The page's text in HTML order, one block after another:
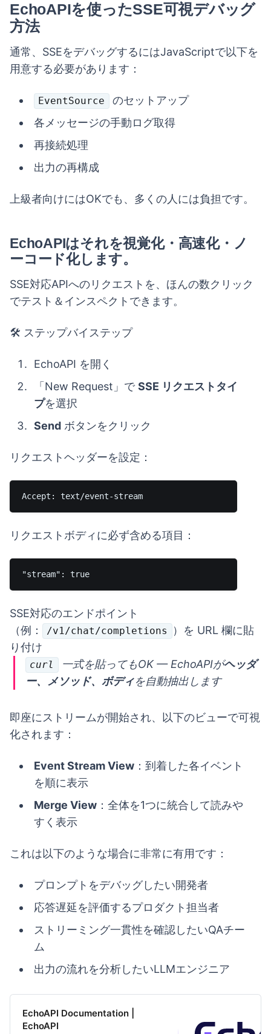
EchoAPIを使ったSSE可視デバッグ
方法
通常、SSEをデバッグするにはJavaScriptで以下を
用意する必要があります：
EventSource
のセットアップ
各メッセージの手動ログ取得
再接続処理
出力の再構成
上級者向けにはOKでも、多くの人には負担です。
EchoAPIはそれを視覚化・高速化・ノ
ーコード化します。
SSE対応APIへのリクエストを、ほんの数クリック
でテスト＆インスペクトできます。
🛠 ステップバイステップ
EchoAPI を開く
「New Request」でSSE リクエストタイ
プを選択
Sendボタンをクリック
リクエストヘッダーを設定：
リクエストボディに必ず含める項目：
SSE対応のエンドポイント
（例：
/v1/chat/completions
）を URL 欄に貼
り付け
curl 一式を貼ってもOK — EchoAPIがヘッダ
ー、メソッド、ボディを自動抽出します
即座にストリームが開始され、以下のビューで可視
化されます：
Event Stream View：到着した各イベント
を順に表示
Merge View：全体を1つに統合して読みや
すく表示
これは以下のような場合に非常に有用です：
プロンプトをデバッグしたい開発者
応答遅延を評価するプロダクト担当者
ストリーミング一貫性を確認したいQAチー
ム
出力の流れを分析したいLLMエンジニア
EchoAPI Documentation |
EchoAPI